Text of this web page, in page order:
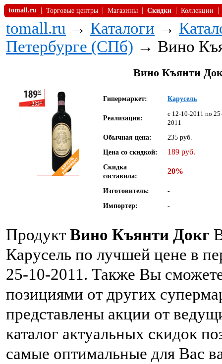
tomall.ru Торговые центры Магазины Скидки Коллекции
tomall.ru → Каталоги →
Петербурге (СПб) → Вино
Вино Къянти
Гипермаркет: Карусель
Реализация:
c 12-10-2011 по
2011
Обычная цена:
235 руб.
Цена со скидкой:
189 руб.
Скидка
составила:
20%
Изготовитель:
-
Импортер:
-
Продукт Вино Къянти Докг
Карусель по лучшей цене в
25-10-2011. Также Вы
позициями от других
представлены акции от
каталог актуальных скидок
самые оптимальные для Вас